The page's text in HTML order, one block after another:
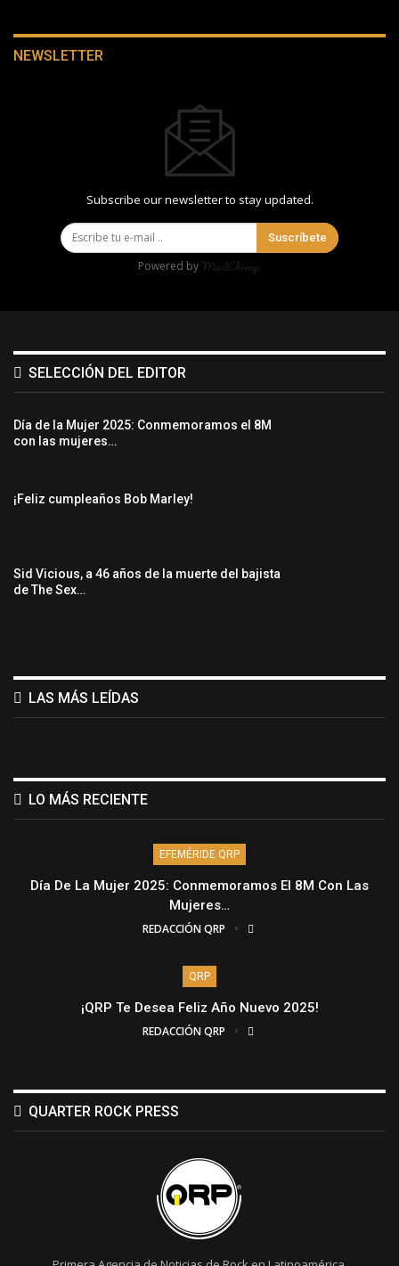
NEWSLETTER
Subscribe our newsletter to stay updated.
Suscríbete
Powered by
SELECCIÓN DEL EDITOR
Día de la Mujer 2025: Conmemoramos el 8M
con las mujeres…
¡Feliz cumpleaños Bob Marley!
Sid Vicious, a 46 años de la muerte del bajista
de The Sex…
LAS MÁS LEÍDAS
LO MÁS RECIENTE
EFEMÉRIDE QRP
Día De La Mujer 2025: Conmemoramos El 8M Con Las
Mujeres…
REDACCIÓN QRP
QRP
¡QRP Te Desea Feliz Año Nuevo 2025!
REDACCIÓN QRP
QUARTER ROCK PRESS